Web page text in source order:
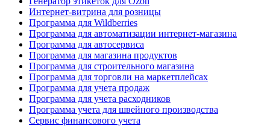
Интернет-витрина для розницы
Программа для Wildberries
Программа для автоматизации интернет-магазина
Программа для автосервиса
Программа для магазина продуктов
Программа для строительного магазина
Программа для торговли на маркетплейсах
Программа для учета продаж
Программа для учета расходников
Программа учета для швейного производства
Сервис финансового учета